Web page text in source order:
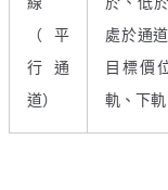
（平
行通
道）
處於通
目標價
軌、下軌